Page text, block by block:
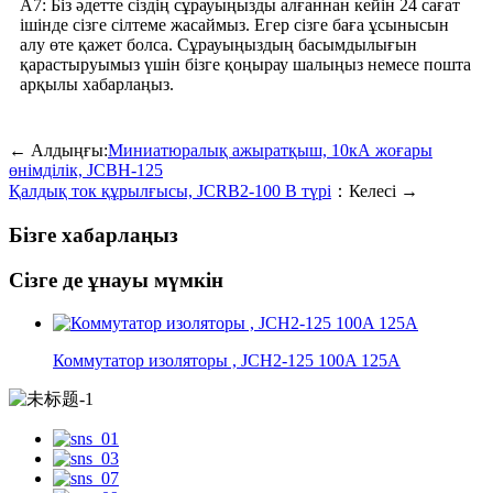
A7: Біз әдетте сіздің сұрауыңызды алғаннан кейін 24 сағат
ішінде сізге сілтеме жасаймыз. Егер сізге баға ұсынысын
алу өте қажет болса. Сұрауыңыздың басымдылығын
қарастыруымыз үшін бізге қоңырау шалыңыз немесе пошта
арқылы хабарлаңыз.
← Алдыңғы:Миниатюралық ажыратқыш, 10кА жоғары
өнімділік, JCBH-125
Қалдық ток құрылғысы, JCRB2-100 B түрі ：Келесі →
Бізге хабарлаңыз
Сізге де ұнауы мүмкін
Коммутатор изоляторы , JCH2-125 100A 125A